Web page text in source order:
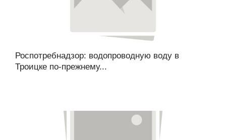
Роспотребнадзор: водопроводную воду в
Троицке по-прежнему...